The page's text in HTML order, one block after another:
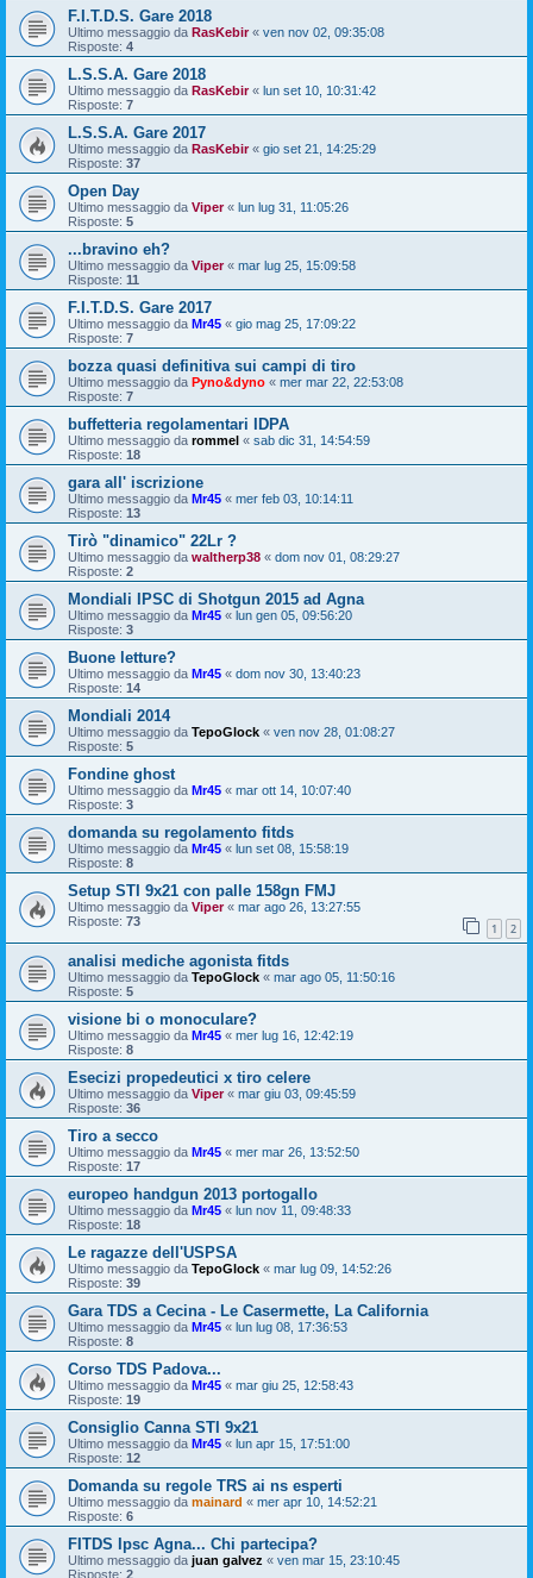
F.I.T.D.S. Gare 2018
Ultimo messaggio da RasKebir« ven nov 02, 09:35:08
Risposte: 4
L.S.S.A. Gare 2018
Ultimo messaggio da RasKebir« lun set 10, 10:31:42
Risposte: 7
L.S.S.A. Gare 2017
Ultimo messaggio da RasKebir« gio set 21, 14:25:29
Risposte: 37
Open Day
Ultimo messaggio da Viper« lun lug 31, 11:05:26
Risposte: 5
...bravino eh?
Ultimo messaggio da Viper« mar lug 25, 15:09:58
Risposte: 11
F.I.T.D.S. Gare 2017
Ultimo messaggio da Mr45 « gio mag 25, 17:09:22
Risposte: 7
bozza quasi definitiva sui campi di tiro
Ultimo messaggio da Pyno&dyno « mer mar 22, 22:53:08
Risposte: 7
buffetteria regolamentari IDPA
Ultimo messaggio da rommel « sab dic 31, 14:54:59
Risposte: 18
gara all' iscrizione
Ultimo messaggio da Mr45 « mer feb 03, 10:14:11
Risposte: 13
Tirò "dinamico" 22Lr ?
Ultimo messaggio da waltherp38 « dom nov 01, 08:29:27
Risposte: 2
Mondiali IPSC di Shotgun 2015 ad Agna
Ultimo messaggio da Mr45 « lun gen 05, 09:56:20
Risposte: 3
Buone letture?
Ultimo messaggio da Mr45 « dom nov 30, 13:40:23
Risposte: 14
Mondiali 2014
Ultimo messaggio da TepoGlock « ven nov 28, 01:08:27
Risposte: 5
Fondine ghost
Ultimo messaggio da Mr45 « mar ott 14, 10:07:40
Risposte: 3
domanda su regolamento fitds
Ultimo messaggio da Mr45 « lun set 08, 15:58:19
Risposte: 8
Setup STI 9x21 con palle 158gn FMJ
Ultimo messaggio da Viper« mar ago 26, 13:27:55
Risposte: 73 1 2
analisi mediche agonista fitds
Ultimo messaggio da TepoGlock « mar ago 05, 11:50:16
Risposte: 5
visione bi o monoculare?
Ultimo messaggio da Mr45 « mer lug 16, 12:42:19
Risposte: 8
Esecizi propedeutici x tiro celere
Ultimo messaggio da Viper« mar giu 03, 09:45:59
Risposte: 36
Tiro a secco
Ultimo messaggio da Mr45 « mer mar 26, 13:52:50
Risposte: 17
europeo handgun 2013 portogallo
Ultimo messaggio da Mr45 « lun nov 11, 09:48:33
Risposte: 18
Le ragazze dell'USPSA
Ultimo messaggio da TepoGlock « mar lug 09, 14:52:26
Risposte: 39
Gara TDS a Cecina - Le Casermette, La California
Ultimo messaggio da Mr45 « lun lug 08, 17:36:53
Risposte: 8
Corso TDS Padova...
Ultimo messaggio da Mr45 « mar giu 25, 12:58:43
Risposte: 19
Consiglio Canna STI 9x21
Ultimo messaggio da Mr45 « lun apr 15, 17:51:00
Risposte: 12
Domanda su regole TRS ai ns esperti
Ultimo messaggio da mainard « mer apr 10, 14:52:21
Risposte: 6
FITDS Ipsc Agna... Chi partecipa?
Ultimo messaggio da juan galvez « ven mar 15, 23:10:45
Risposte: 2